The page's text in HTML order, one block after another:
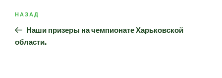
записям
Предыдущая
запись:
НАЗАД
Наши призеры на чемпионате Харьковской
области.